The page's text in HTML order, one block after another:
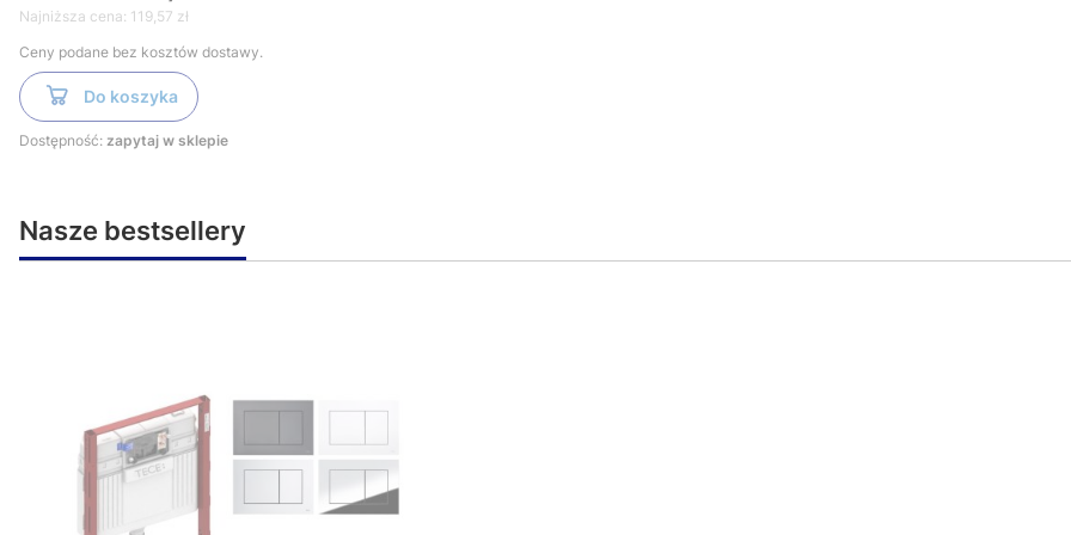
Najniższa cena: 119,57 zł
Ceny podane bez kosztów dostawy.
Do koszyka
Dostępność: zapytaj w sklepie
Nasze bestsellery